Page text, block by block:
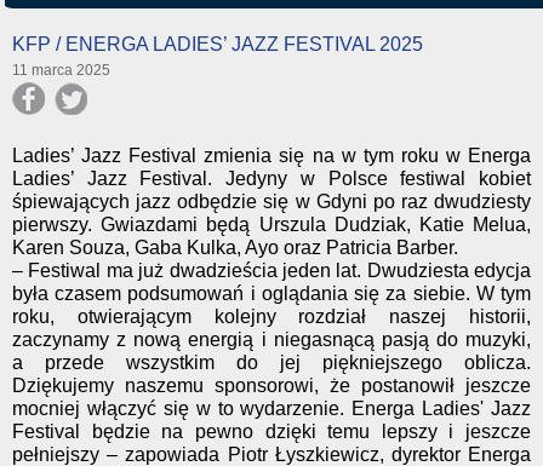
KFP / ENERGA LADIES’ JAZZ FESTIVAL 2025
11 marca 2025
Ladies’ Jazz Festival zmienia się na w tym roku w Energa
Ladies’ Jazz Festival. Jedyny w Polsce festiwal kobiet
śpiewających jazz odbędzie się w Gdyni po raz dwudziesty
pierwszy. Gwiazdami będą Urszula Dudziak, Katie Melua,
Karen Souza, Gaba Kulka, Ayo oraz Patricia Barber.
– Festiwal ma już dwadzieścia jeden lat. Dwudziesta edycja
była czasem podsumowań i oglądania się za siebie. W tym
roku, otwierającym kolejny rozdział naszej historii,
zaczynamy z nową energią i niegasnącą pasją do muzyki,
a przede wszystkim do jej piękniejszego oblicza.
Dziękujemy naszemu sponsorowi, że postanowił jeszcze
mocniej włączyć się w to wydarzenie. Energa Ladies' Jazz
Festival będzie na pewno dzięki temu lepszy i jeszcze
pełniejszy – zapowiada Piotr Łyszkiewicz, dyrektor Energa